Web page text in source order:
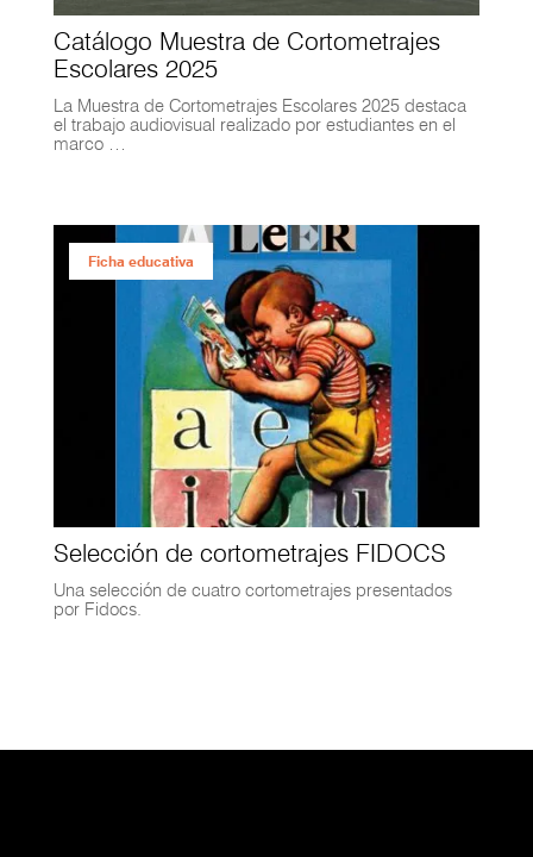
Catálogo Muestra de Cortometrajes
Escolares 2025
La Muestra de Cortometrajes Escolares 2025 destaca
el trabajo audiovisual realizado por estudiantes en el
marco …
Ficha educativa
Selección de cortometrajes FIDOCS
Una selección de cuatro cortometrajes presentados
por Fidocs.